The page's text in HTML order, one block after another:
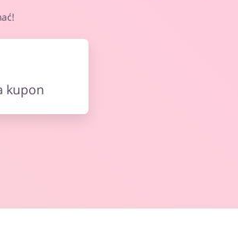
kupon